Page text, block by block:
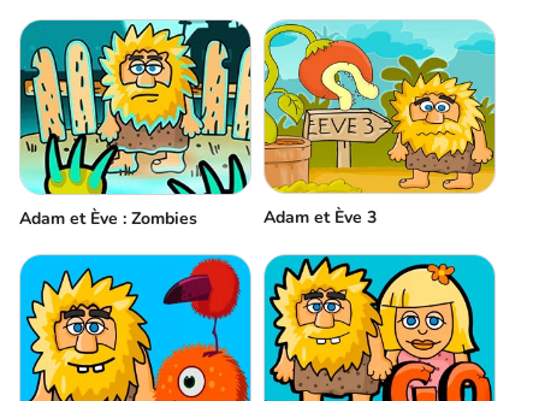
Adam et Ève : Zombies Adam et Ève 3